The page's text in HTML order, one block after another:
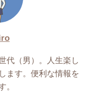
代（男）。人生楽し
ます。便利な情報を
。